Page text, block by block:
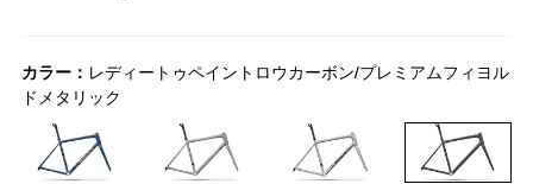
カラー： レディートゥペイントロウカーボン/プレミアムフィヨル
ドメタリック